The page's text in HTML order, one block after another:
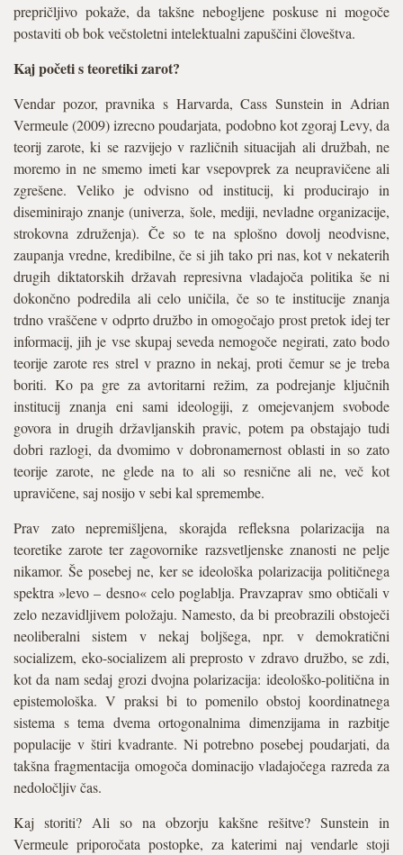
prepričljivo pokaže, da takšne nebogljene poskuse ni mogoče
postaviti ob bok večstoletni intelektualni zapuščini človeštva.
Kaj početi s teoretiki zarot?
Vendar pozor, pravnika s Harvarda, Cass Sunstein in Adrian
Vermeule (2009) izrecno poudarjata, podobno kot zgoraj Levy, da
teorij zarote, ki se razvijejo v različnih situacijah ali družbah, ne
moremo in ne smemo imeti kar vsepovprek za neupravičene ali
zgrešene. Veliko je odvisno od institucij, ki producirajo in
diseminirajo znanje (univerza, šole, mediji, nevladne organizacije,
strokovna združenja). Če so te na splošno dovolj neodvisne,
zaupanja vredne, kredibilne, če si jih tako pri nas, kot v nekaterih
drugih diktatorskih državah represivna vladajoča politika še ni
dokončno podredila ali celo uničila, če so te institucije znanja
trdno vraščene v odprto družbo in omogočajo prost pretok idej ter
informacij, jih je vse skupaj seveda nemogoče negirati, zato bodo
teorije zarote res strel v prazno in nekaj, proti čemur se je treba
boriti. Ko pa gre za avtoritarni režim, za podrejanje ključnih
institucij znanja eni sami ideologiji, z omejevanjem svobode
govora in drugih državljanskih pravic, potem pa obstajajo tudi
dobri razlogi, da dvomimo v dobronamernost oblasti in so zato
teorije zarote, ne glede na to ali so resnične ali ne, več kot
upravičene, saj nosijo v sebi kal spremembe.
Prav zato nepremišljena, skorajda refleksna polarizacija na
teoretike zarote ter zagovornike razsvetljenske znanosti ne pelje
nikamor. Še posebej ne, ker se ideološka polarizacija političnega
spektra »levo – desno« celo poglablja. Pravzaprav smo obtičali v
zelo nezavidljivem položaju. Namesto, da bi preobrazili obstoječi
neoliberalni sistem v nekaj boljšega, npr. v demokratični
socializem, eko-socializem ali preprosto v zdravo družbo, se zdi,
kot da nam sedaj grozi dvojna polarizacija: ideološko-politična in
epistemološka. V praksi bi to pomenilo obstoj koordinatnega
sistema s tema dvema ortogonalnima dimenzijama in razbitje
populacije v štiri kvadrante. Ni potrebno posebej poudarjati, da
takšna fragmentacija omogoča dominacijo vladajočega razreda za
nedoločljiv čas.
Kaj storiti? Ali so na obzorju kakšne rešitve? Sunstein in
Vermeule priporočata postopke, za katerimi naj vendarle stoji